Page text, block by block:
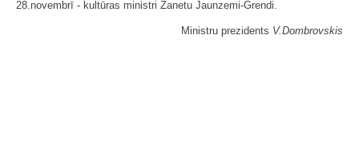
28.novembrī - kultūras ministri Žanetu Jaunzemi-Grendi.
Ministru prezidents V.Dombrovskis